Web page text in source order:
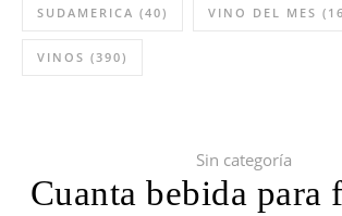
SUDAMERICA (40) VINO DEL MES
VINOS (390)
Sin categoría
Cuanta bebida para